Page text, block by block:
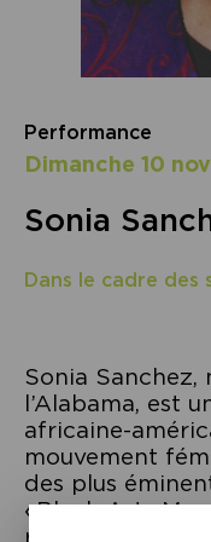
Performance
dimanche 10
Sonia
Dans le cadre des
Sonia Sanchez,
l’Alabama, est
africaine-
mouvement
des plus
«Black Arts